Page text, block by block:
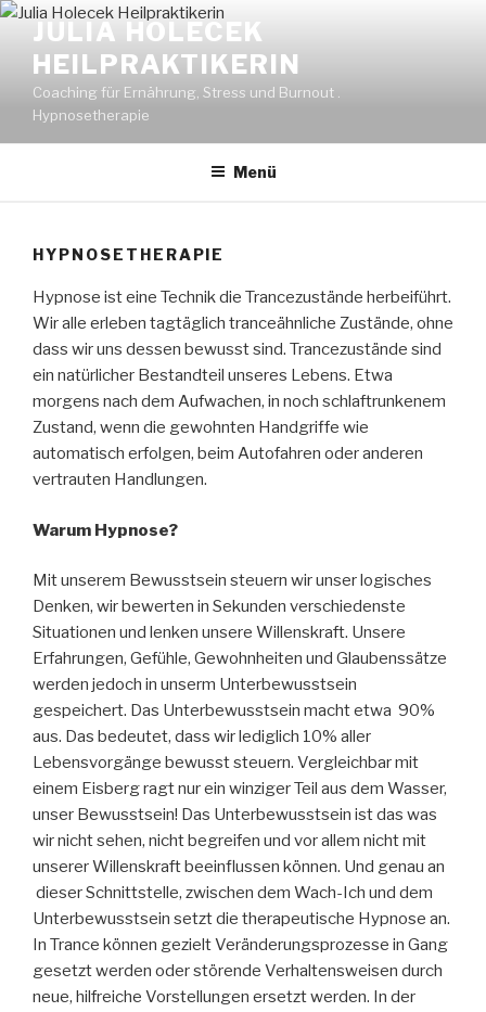
Zum
Inhalt
springen
JULIA HOLECEK
HEILPRAKTIKERIN
Coaching für Ernährung, Stress und Burnout .
Hypnosetherapie
Menü
HYPNOSETHERAPIE
Hypnose ist eine Technik die Trancezustände herbeiführt.
Wir alle erleben tagtäglich tranceähnliche Zustände, ohne
dass wir uns dessen bewusst sind. Trancezustände sind
ein natürlicher Bestandteil unseres Lebens. Etwa
morgens nach dem Aufwachen, in noch schlaftrunkenem
Zustand, wenn die gewohnten Handgriffe wie
automatisch erfolgen, beim Autofahren oder anderen
vertrauten Handlungen.
Warum Hypnose?
Mit unserem Bewusstsein steuern wir unser logisches
Denken, wir bewerten in Sekunden verschiedenste
Situationen und lenken unsere Willenskraft. Unsere
Erfahrungen, Gefühle, Gewohnheiten und Glaubenssätze
werden jedoch in unserm Unterbewusstsein
gespeichert. Das Unterbewusstsein macht etwa 90%
aus. Das bedeutet, dass wir lediglich 10% aller
Lebensvorgänge bewusst steuern. Vergleichbar mit
einem Eisberg ragt nur ein winziger Teil aus dem Wasser,
unser Bewusstsein! Das Unterbewusstsein ist das was
wir nicht sehen, nicht begreifen und vor allem nicht mit
unserer Willenskraft beeinflussen können. Und genau an
dieser Schnittstelle, zwischen dem Wach-Ich und dem
Unterbewusstsein setzt die therapeutische Hypnose an.
In Trance können gezielt Veränderungsprozesse in Gang
gesetzt werden oder störende Verhaltensweisen durch
neue, hilfreiche Vorstellungen ersetzt werden. In der